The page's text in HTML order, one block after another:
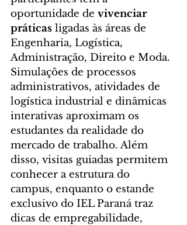
oportunidade de vivenciar
práticas ligadas às áreas de
Engenharia, Logística,
Administração, Direito e Moda.
Simulações de processos
administrativos, atividades de
logística industrial e dinâmicas
interativas aproximam os
estudantes da realidade do
mercado de trabalho. Além
disso, visitas guiadas permitem
conhecer a estrutura do
campus, enquanto o estande
exclusivo do IEL Paraná traz
dicas de empregabilidade,